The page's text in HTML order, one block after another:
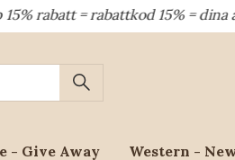
= rabattkod 15% = dina
- Give Away Western -